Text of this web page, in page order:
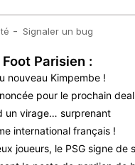
Parisien :
nouveau Kimpembe !
pour le prochain
un virage… surprenant
international français !
joueurs, le PSG signe de